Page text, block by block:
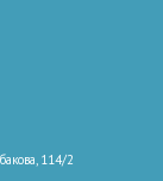
114/2